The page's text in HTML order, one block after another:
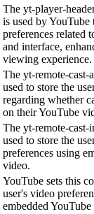
The yt-player-
is used by YouTube
preferences related
and interface,
viewing experience.
The yt-remote-cast-
used to store the
regarding whether
on their YouTube
The yt-remote-cast-
used to store the
preferences using
video.
YouTube sets this
user's video
embedded